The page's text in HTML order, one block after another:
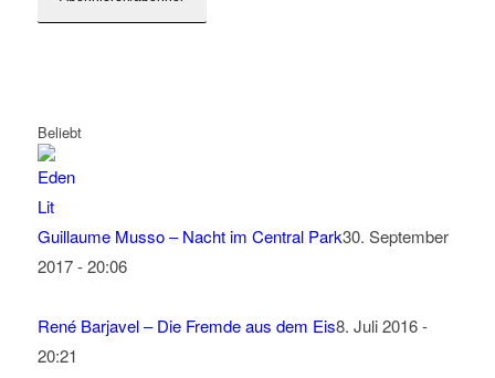
Beliebt
Guillaume Musso – Nacht im Central Park30. September
2017 - 20:06
René Barjavel – Die Fremde aus dem Eis8. Juli 2016 -
20:21